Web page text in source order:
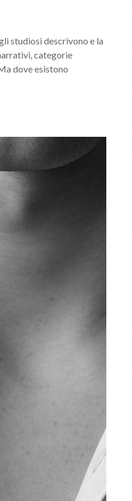
studiosi descrivono e la
categorie
dove esistono